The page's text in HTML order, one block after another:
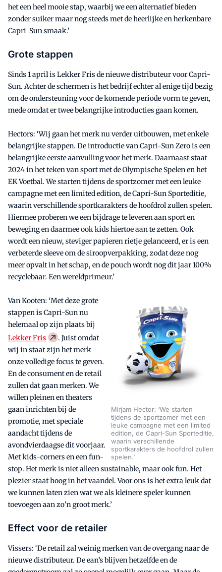
het een heel mooie stap, waarbij we een alternatief bieden
zonder suiker maar nog steeds met de heerlijke en herkenbare
Capri-Sun smaak.’
Grote stappen
Sinds 1 april is Lekker Fris de nieuwe distributeur voor Capri-
Sun. Achter de schermen is het bedrijf echter al enige tijd bezig
om de ondersteuning voor de komende periode vorm te geven,
mede omdat er twee belangrijke introducties gaan komen.
Hectors: ‘Wij gaan het merk nu verder uitbouwen, met enkele
belangrijke stappen. De introductie van Capri-Sun Zero is een
belangrijke eerste aanvulling voor het merk. Daarnaast staat
2024 in het teken van sport met de Olympische Spelen en het
EK Voetbal. We starten tijdens de sportzomer met een leuke
campagne met een limited edition, de Capri-Sun Sporteditie,
waarin verschillende sportkarakters de hoofdrol zullen spelen.
Hiermee proberen we een bijdrage te leveren aan sport en
beweging en daarmee ook kids hiertoe aan te zetten. Ook
wordt een nieuw, steviger papieren rietje gelanceerd, er is een
verbeterde sleeve om de siroopverpakking, zodat deze nog
meer opvalt in het schap, en de pouch wordt nog dit jaar 100%
recyclebaar. Een wereldprimeur.’
Mirjam Hector: ‘We starten
tijdens de sportzomer met een
leuke campagne met een limited
edition, de Capri-Sun Sporteditie,
waarin verschillende
sportkarakters de hoofdrol zullen
spelen.’
Van Kooten: ‘Met deze grote
stappen is Capri-Sun nu
helemaal op zijn plaats bij
Lekker Fris
. Juist omdat
wij in staat zijn het merk
onze volledige focus te geven.
En de consument en de retail
zullen dat gaan merken. We
willen pleinen en theaters
gaan inrichten bij de
promotie, met speciale
aandacht tijdens de
avondvierdaagse dit voorjaar.
Met kids-corners en een fun-
stop. Het merk is niet alleen sustainable, maar ook fun. Het
plezier staat hoog in het vaandel. Voor ons is het extra leuk dat
we kunnen laten zien wat we als kleinere speler kunnen
toevoegen aan zo’n groot merk.’
Effect voor de retailer
Vissers: ‘De retail zal weinig merken van de overgang naar de
nieuwe distributeur. De ean’s blijven hetzelfde en de